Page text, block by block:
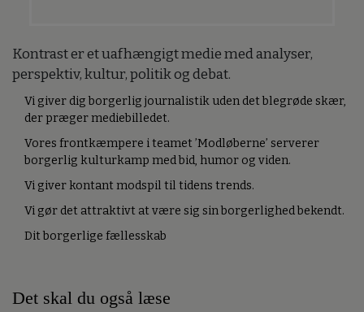
Kontrast er et uafhængigt medie med analyser,
perspektiv, kultur, politik og debat.
Vi giver dig borgerlig journalistik uden det blegrøde skær,
der præger mediebilledet.
Vores frontkæmpere i teamet ’Modløberne’ serverer
borgerlig kulturkamp med bid, humor og viden.
Vi giver kontant modspil til tidens trends.
Vi gør det attraktivt at være sig sin borgerlighed bekendt.
Dit borgerlige fællesskab
Det skal du også læse